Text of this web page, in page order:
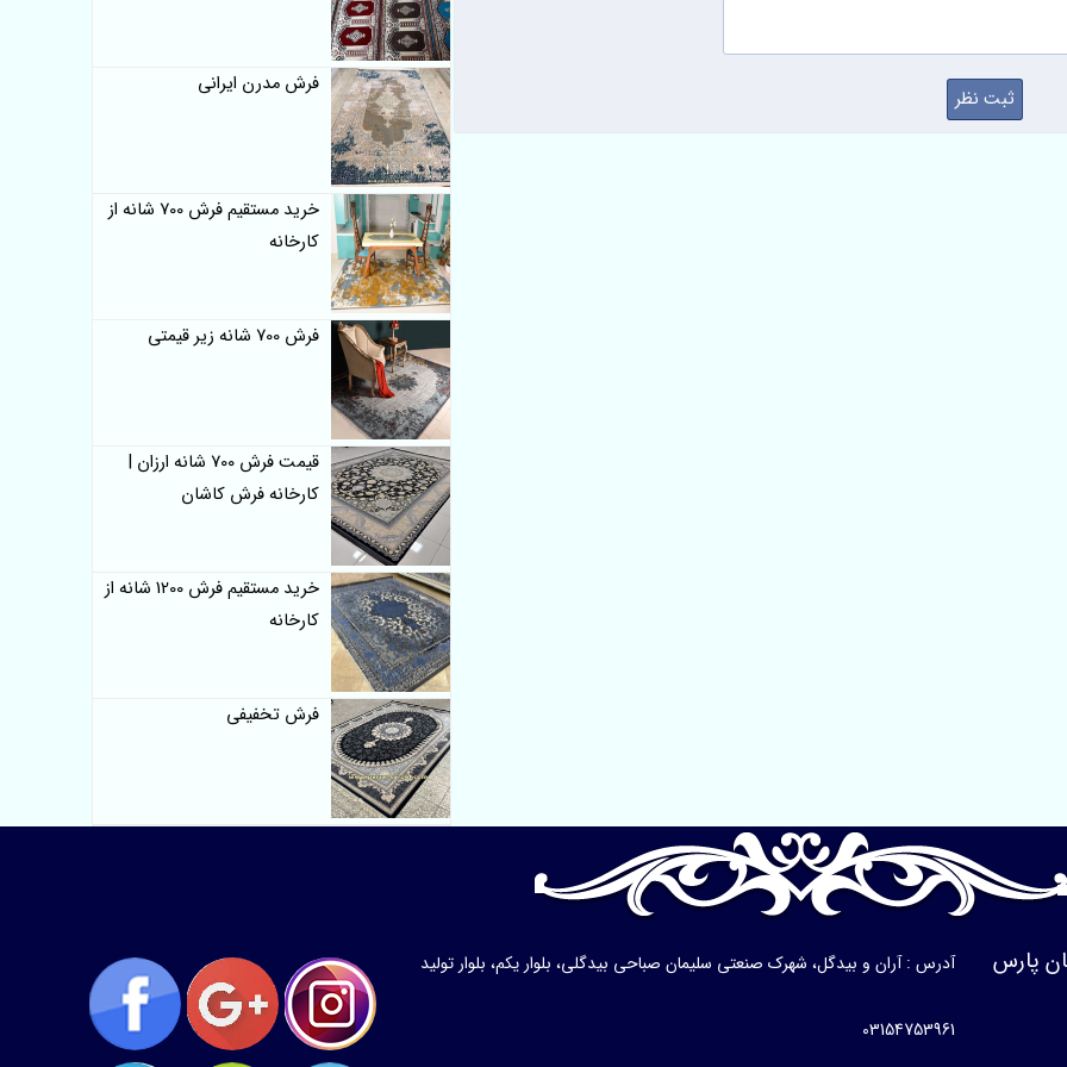
فرش مدرن ایرانی
خرید مستقیم فرش 700 شانه از
کارخانه
فرش 700 شانه زیر قیمتی
قیمت فرش 700 شانه ارزان |
کارخانه فرش کاشان
خرید مستقیم فرش 1200 شانه از
کارخانه
فرش تخفیفی
پارس آدرس : آران و بیدگل، شهرک صنعتی سلیمان صباحی بیدگلی، بلوار یکم، بلوار تولید
03154753961